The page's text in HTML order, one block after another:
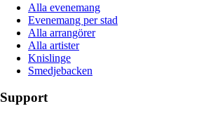
Alla evenemang
Evenemang per stad
Alla arrangörer
Alla artister
Knislinge
Smedjebacken
Support